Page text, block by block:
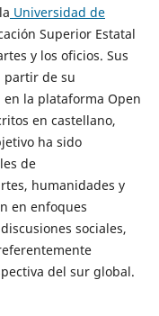
Universidad de
Superior Estatal
y los oficios. Sus
partir de su
la plataforma Open
en castellano,
ha sido
de
humanidades y
en enfoques
sociales,
del sur global.